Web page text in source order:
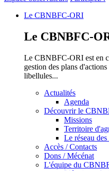
Le CBNBFC-ORI
Le CBNBFC-
Le CBNBFC-ORI est en
gestion des plans
libellules...
Actualités
Agenda
Découvrir le
Missions
Territoire
Le réseau
Accès / Contacts
Dons / Mécénat
L'équipe du